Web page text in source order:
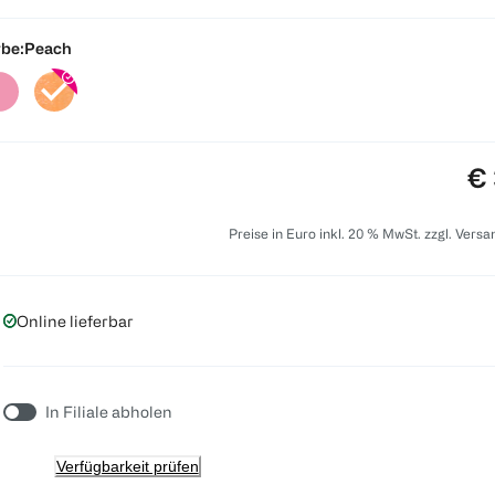
Peach
€
Preise in Euro inkl. 20 % MwSt. zzgl.
Online lieferbar
In Filiale abholen
Verfügbarkeit prüfen